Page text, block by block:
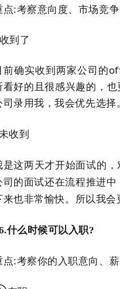
点:考察意向度、市场竞
到了
前确实收到两家公司的
看好的且很感兴趣的，
司录用我，我会优先选择
收到
是这两天才开始面试的
司的面试还在流程推进
来也非常愉快。 所以我会
什么时候可以入职?
点:考察你的入职意向、